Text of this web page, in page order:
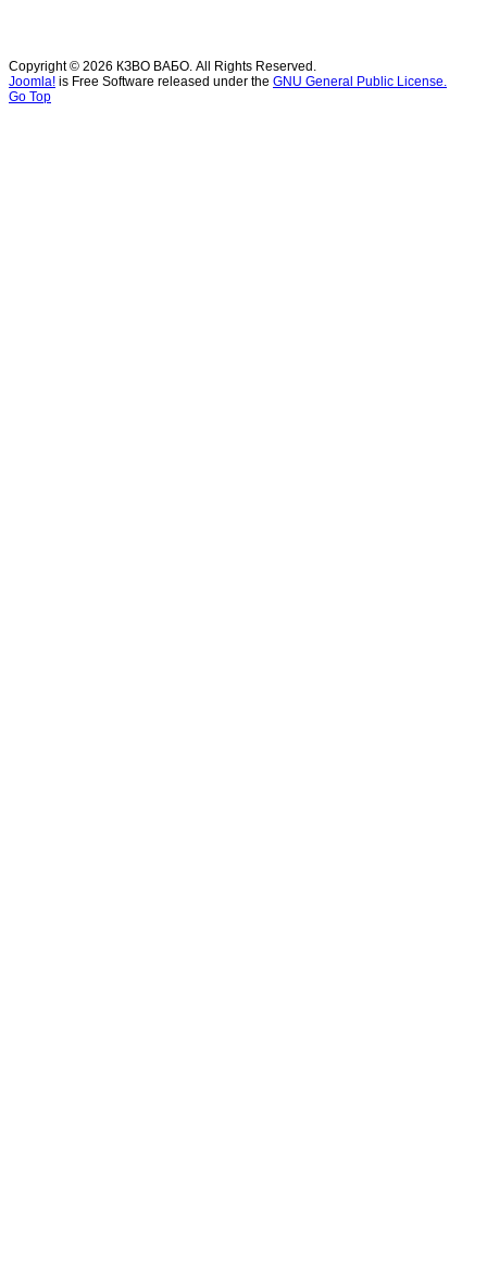
Copyright © 2026 КЗВО ВАБО. All Rights Reserved.
Joomla! is Free Software released under the GNU General Public License.
Go Top